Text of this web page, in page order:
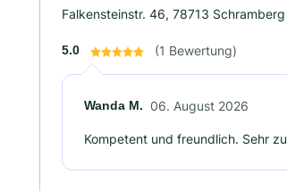
Falkensteinstr. 46, 78713 Schramberg
5.0 (1 Bewertung)
Wanda M. 06. August 2026
Kompetent und freundlich. Sehr